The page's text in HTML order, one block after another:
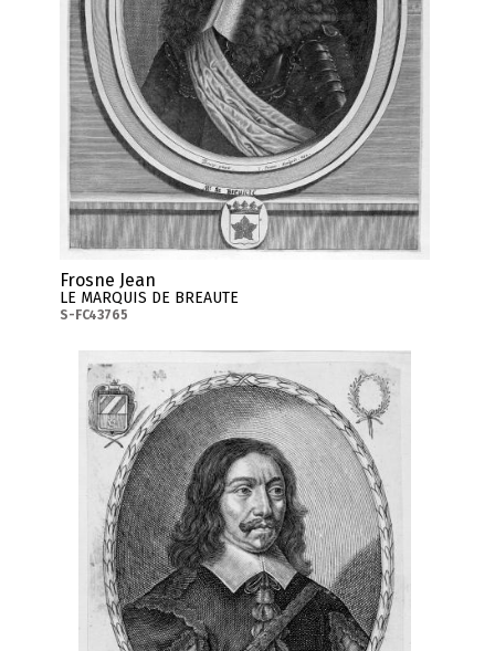
Frosne Jean
LE MARQUIS DE BREAUTE
S-FC43765